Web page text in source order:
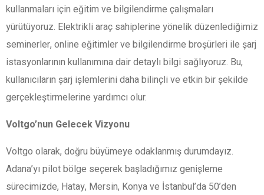
kullanmaları için eğitim ve bilgilendirme çalışmaları
yürütüyoruz. Elektrikli araç sahiplerine yönelik düzenlediğimiz
seminerler, online eğitimler ve bilgilendirme broşürleri ile şarj
istasyonlarının kullanımına dair detaylı bilgi sağlıyoruz. Bu,
kullanıcıların şarj işlemlerini daha bilinçli ve etkin bir şekilde
gerçekleştirmelerine yardımcı olur.
Voltgo’nun Gelecek Vizyonu
Voltgo olarak, doğru büyümeye odaklanmış durumdayız.
Adana’yı pilot bölge seçerek başladığımız genişleme
sürecimizde, Hatay, Mersin, Konya ve İstanbul’da 50’den